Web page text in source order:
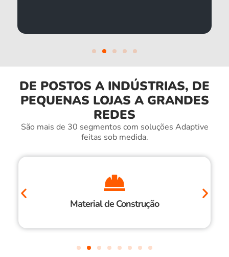
DE POSTOS A INDÚSTRIAS, DE
PEQUENAS LOJAS A GRANDES
REDES
São mais de 30 segmentos com soluções Adaptive
feitas sob medida.
Material de Construção